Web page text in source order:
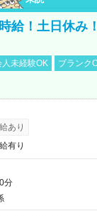
給！土日休み
人未経験OK
ブランク
あり
有り
分